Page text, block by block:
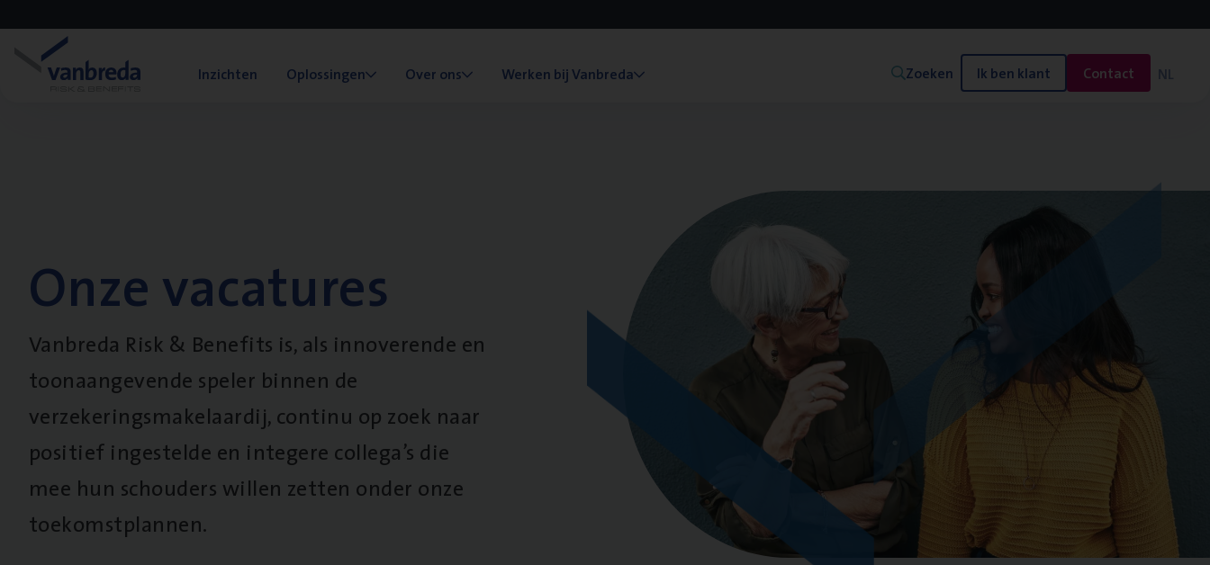
Inzichten Oplossingen Over ons Werken bij Vanbreda Zoeken Ik ben klant Contact NL
Onze vacatures
Vanbreda Risk & Benefits is, als innoverende en
toonaangevende speler binnen de
verzekeringsmakelaardij, continu op zoek naar
positief ingestelde en integere collega’s die
mee hun schouders willen zetten onder onze
toekomstplannen.